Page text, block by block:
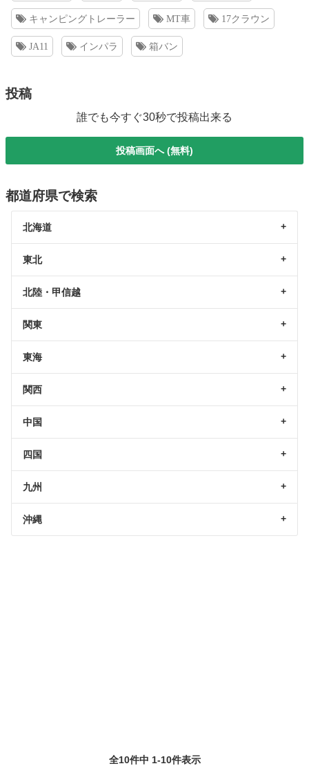
キャンピングトレーラー MT車 17クラウン
JA11 インパラ 箱バン
投稿
誰でも今すぐ30秒で投稿出来る
投稿画面へ (無料)
都道府県で検索
北海道
東北
北陸・甲信越
関東
東海
関西
中国
四国
九州
沖縄
全10件中 1-10件表示